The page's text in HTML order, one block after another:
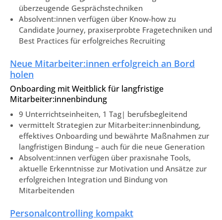
überzeugende Gesprächstechniken
Absolvent:innen verfügen über Know-how zu
Candidate Journey, praxiserprobte Fragetechniken und
Best Practices für erfolgreiches Recruiting
Neue Mitarbeiter:innen erfolgreich an Bord
holen
Onboarding mit Weitblick für langfristige
Mitarbeiter:innenbindung
9 Unterrichtseinheiten, 1 Tag| berufsbegleitend
vermittelt Strategien zur Mitarbeiter:innenbindung,
effektives Onboarding und bewährte Maßnahmen zur
langfristigen Bindung – auch für die neue Generation
Absolvent:innen verfügen über praxisnahe Tools,
aktuelle Erkenntnisse zur Motivation und Ansätze zur
erfolgreichen Integration und Bindung von
Mitarbeitenden
Personalcontrolling kompakt